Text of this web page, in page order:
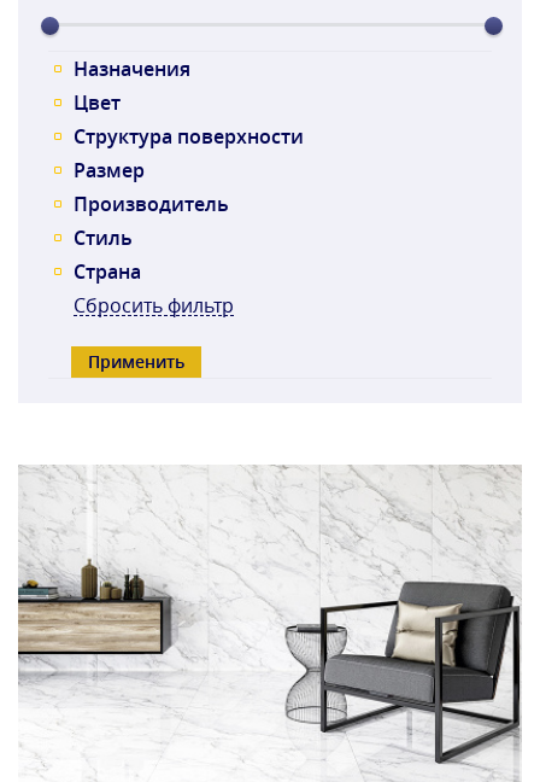
Назначения
Цвет
Структура поверхности
Размер
Производитель
Стиль
Страна
Сбросить фильтр